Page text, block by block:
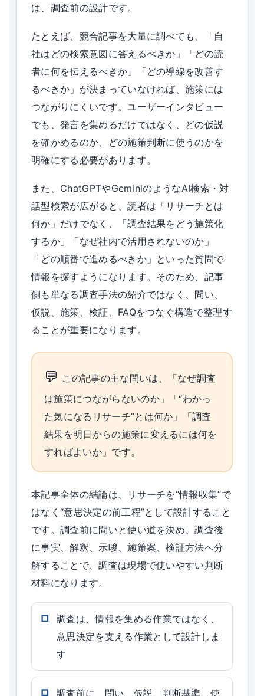
は、調査前の設計です。
たとえば、競合記事を大量に調べても、「自
社はどの検索意図に答えるべきか」「どの読
者に何を伝えるべきか」「どの導線を改善す
るべきか」が決まっていなければ、施策には
つながりにくいです。ユーザーインタビュー
でも、発言を集めるだけではなく、どの仮説
を確かめるのか、どの施策判断に使うのかを
明確にする必要があります。
また、ChatGPTやGeminiのようなAI検索・対
話型検索が広がると、読者は「リサーチとは
何か」だけでなく、「調査結果をどう施策化
するか」「なぜ社内で活用されないのか」
「どの順番で進めるべきか」といった質問で
情報を探すようになります。そのため、記事
側も単なる調査手法の紹介ではなく、問い、
仮説、施策、検証、FAQをつなぐ構造で整理す
ることが重要になります。
この記事の主な問いは、「なぜ調査
は施策につながらないのか」「“わかっ
た気になるリサーチ”とは何か」「調査
結果を明日からの施策に変えるには何を
すればよいか」です。
本記事全体の結論は、リサーチを“情報収集”で
はなく“意思決定の前工程”として設計すること
です。調査前に問いと使い道を決め、調査後
に事実、解釈、示唆、施策案、検証方法へ分
解することで、調査は現場で使いやすい判断
材料になります。
調査は、情報を集める作業ではなく、
意思決定を支える作業として設計しま
す
調査前に、問い、仮説、判断基準、使